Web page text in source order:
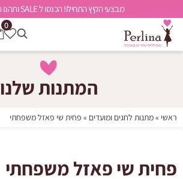
מבצעי הקיץ התחילו! הכנסו ל SALE ותהנו מהנחות!!
0
המתנות שלנו
ראשי »מתנות לחגים ומועדים » פחית שי פאזל משפחתי
פחית שי פאזל משפחתי